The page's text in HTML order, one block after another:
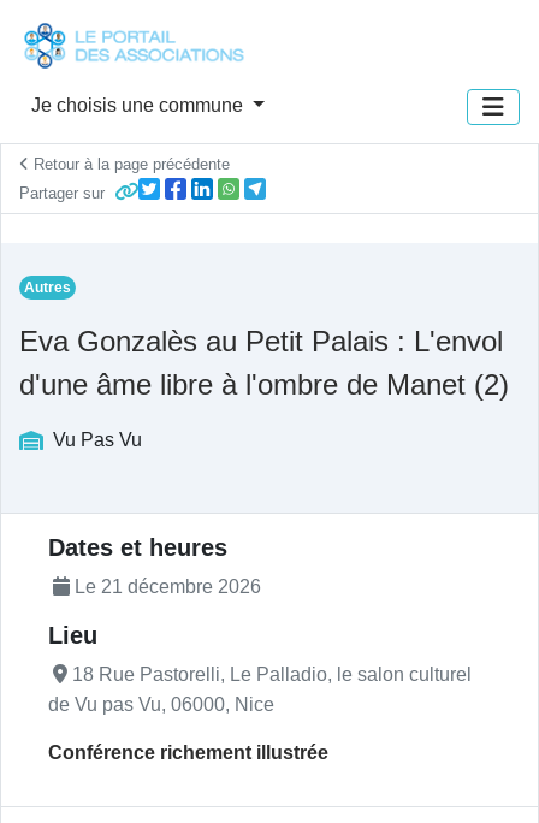
Je choisis une commune
Retour à la page précédente
Partager sur
Autres
Eva Gonzalès au Petit Palais : L'envol
d'une âme libre à l'ombre de Manet (2)
Vu Pas Vu
Description de l'actualité
Conférence richement illustrée
Dates et heures
Le 21 décembre 2026
Lieu
18 Rue Pastorelli, Le Palladio, le salon culturel
de Vu pas Vu, 06000, Nice